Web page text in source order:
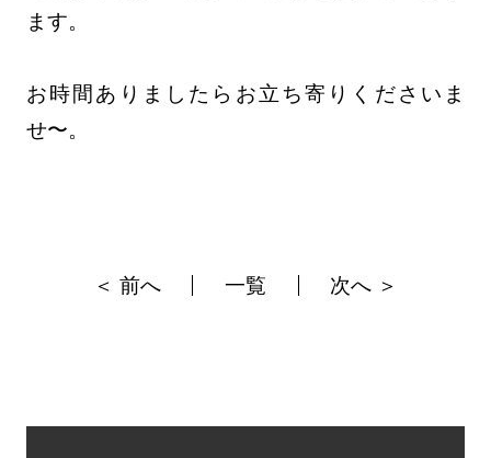
ます。
お時間ありましたらお立ち寄りくださいま
せ〜。
＜ 前へ 一覧 次へ ＞